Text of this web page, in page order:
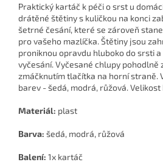
Praktický kartáč k péči o srst u
drátěné štětiny s kuličkou na konci
šetrné česání, které se zároveň
pro vašeho mazlíčka. Štětiny jsou
proniknou opravdu hluboko do srsti
vyčesání. Vyčesané chlupy
zmáčknutím tlačítka na horní straně.
barev - šedá, modrá, růžová. Velikost
Materiál: plast
Barva: šedá, modrá, růžová
Balení: 1x kartáč